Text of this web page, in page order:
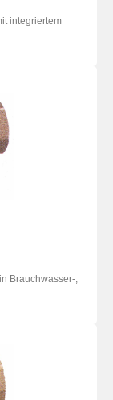
integriertem
Brauchwasser-,